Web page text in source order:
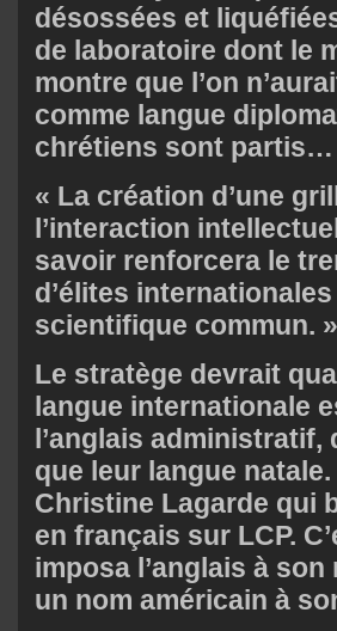
désossées et
de laboratoire dont le
montre que l’on
comme langue
chrétiens sont partis…
« La création d’une
l’interaction
savoir renforcera le
d’élites
scientifique commun. »
Le stratège devrait
langue internationale
l’anglais
que leur langue
Christine Lagarde qui
en français sur LCP.
imposa l’anglais à
un nom américain à